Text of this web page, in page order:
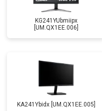
KG241YUbmiipx
[UM.QX1EE.006]
KA241Ybidx [UM.QX1EE.005]